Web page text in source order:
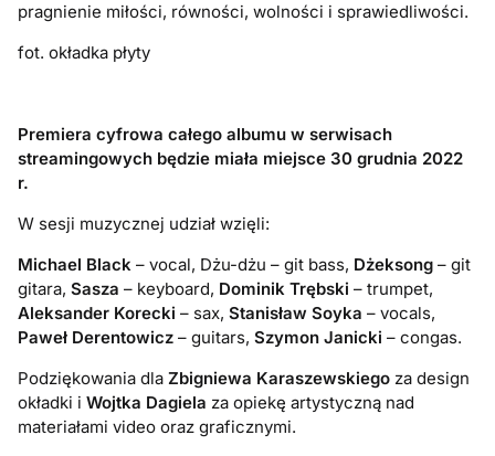
pragnienie miłości, równości, wolności i sprawiedliwości.
fot. okładka płyty
Premiera cyfrowa całego albumu w serwisach
streamingowych będzie miała miejsce 30 grudnia 2022
r.
W sesji muzycznej udział wzięli:
Michael Black – vocal, Dżu-dżu – git bass, Dżeksong – git
gitara,Sasza – keyboard, Dominik Trębski – trumpet,
Aleksander Korecki – sax,Stanisław Soyka – vocals,
Paweł Derentowicz – guitars,Szymon Janicki – congas.
Podziękowania dlaZbigniewa Karaszewskiego za design
okładki iWojtka Dagiela za opiekę artystyczną nad
materiałami video oraz graficznymi.